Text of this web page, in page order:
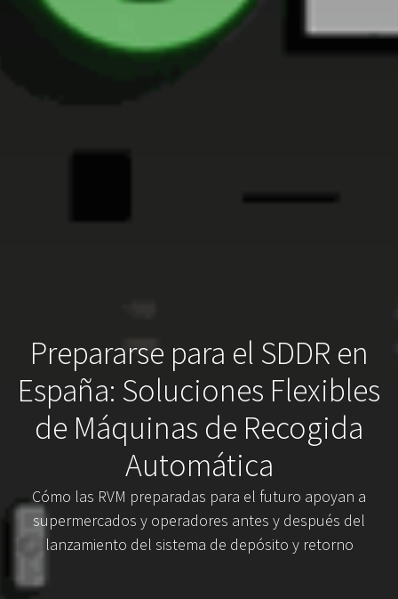
Prepararse para el SDDR en
España: Soluciones Flexibles
de Máquinas de Recogida
Automática
Cómo las RVM preparadas para el futuro apoyan a
supermercados y operadores antes y después del
lanzamiento del sistema de depósito y retorno